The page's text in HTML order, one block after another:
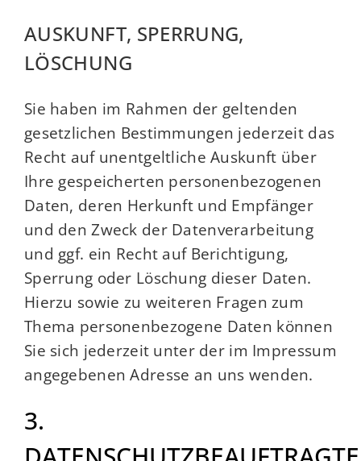
AUSKUNFT, SPERRUNG,
LÖSCHUNG
Sie haben im Rahmen der geltenden
gesetzlichen Bestimmungen jederzeit das
Recht auf unentgeltliche Auskunft über
Ihre gespeicherten personenbezogenen
Daten, deren Herkunft und Empfänger
und den Zweck der Datenverarbeitung
und ggf. ein Recht auf Berichtigung,
Sperrung oder Löschung dieser Daten.
Hierzu sowie zu weiteren Fragen zum
Thema personenbezogene Daten können
Sie sich jederzeit unter der im Impressum
angegebenen Adresse an uns wenden.
3.